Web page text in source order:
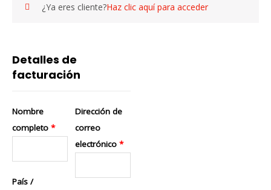
¿Ya eres cliente?Haz clic aquí para acceder
Detalles de
facturación
Nombre
completo *
Dirección de
correo
electrónico *
País /